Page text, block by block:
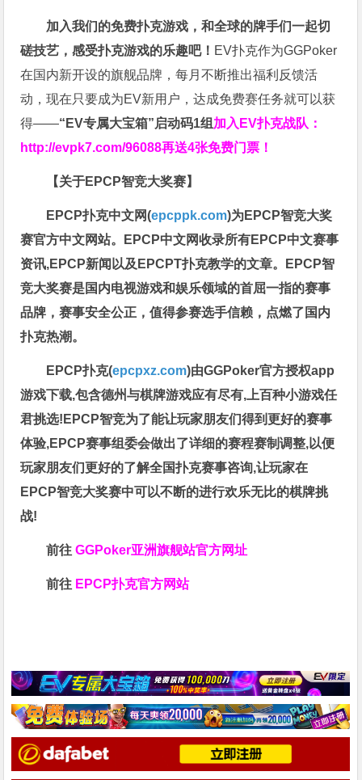
加入我们的免费扑克游戏，和全球的牌手们一起切
磋技艺，感受扑克游戏的乐趣吧！ EV扑克作为GGPoker
在国内新开设的旗舰品牌，每月不断推出福利反馈活
动，现在只要成为EV新用户，达成免费赛任务就可以获
得——“EV专属大宝箱”启动码1组 加入EV扑克战队：
http://evpk7.com/96088再送4张免费门票！
【关于EPCP智竞大奖赛】
EPCP扑克中文网(epcppk.com)为EPCP智竞大奖
赛官方中文网站。EPCP中文网收录所有EPCP中文赛事
资讯,EPCP新闻以及EPCPT扑克教学的文章。EPCP智
竞大奖赛是国内电视游戏和娱乐领域的首屈一指的赛事
品牌，赛事安全公正，值得参赛选手信赖，点燃了国内
扑克热潮。
EPCP扑克(epcpxz.com)由GGPoker官方授权app
游戏下载,包含德州与棋牌游戏应有尽有,上百种小游戏任
君挑选!EPCP智竞为了能让玩家朋友们得到更好的赛事
体验,EPCP赛事组委会做出了详细的赛程赛制调整,以便
玩家朋友们更好的了解全国扑克赛事咨询,让玩家在
EPCP智竞大奖赛中可以不断的进行欢乐无比的棋牌挑
战!
前往GGPoker亚洲旗舰站官方网址
前往 EPCP扑克官方网站